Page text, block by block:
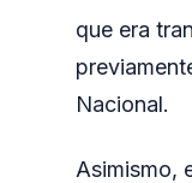
que era
Nacional.
Asimismo,